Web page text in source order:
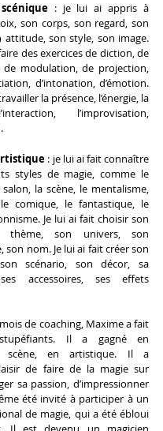
: je lui ai appris à
son corps, son regard, son
attitude, son style, son image.
des exercices de diction, de
de modulation, de projection,
d’intonation, d’émotion.
la présence, l’énergie, la
l’improvisation,
: je lui ai fait connaître
styles de magie, comme le
la scène, le mentalisme,
comique, le fantastique, le
Je lui ai fait choisir son
thème, son univers, son
son nom. Je lui ai fait créer son
scénario, son décor, sa
accessoires, ses effets
de coaching, Maxime a fait
Il a gagné en
scène, en artistique. Il a
de faire de la magie sur
sa passion, d’impressionner
été invité à participer à un
de magie, qui a été ébloui